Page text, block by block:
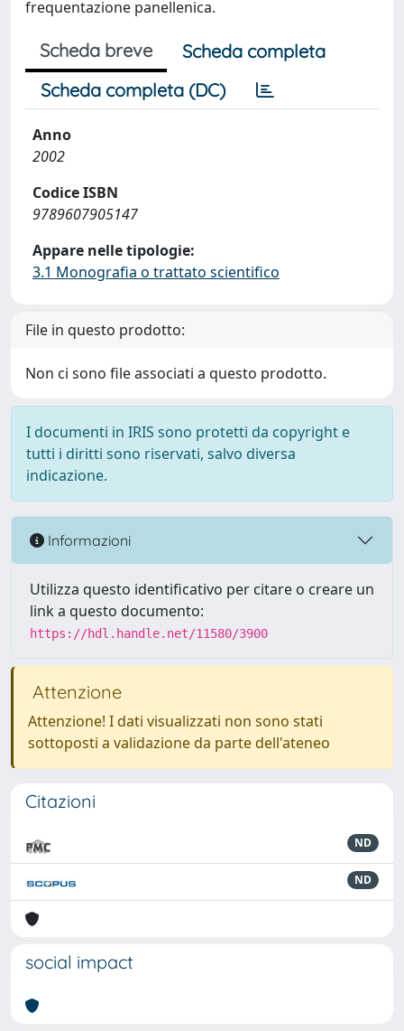
frequentazione panellenica.
Scheda breve
Scheda completa
Scheda completa (DC)
Anno
2002
Codice ISBN
9789607905147
Appare nelle tipologie:
3.1 Monografia o trattato scientifico
File in questo prodotto:
Non ci sono file associati a questo prodotto.
I documenti in IRIS sono protetti da copyright e
tutti i diritti sono riservati, salvo diversa
indicazione.
Informazioni
Utilizza questo identificativo per citare o creare un
link a questo documento:
https://hdl.handle.net/11580/3900
Attenzione
Attenzione! I dati visualizzati non sono stati
sottoposti a validazione da parte dell'ateneo
Citazioni
ND
ND
social impact